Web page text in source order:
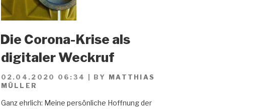
Die Corona-Krise als
digitaler Weckruf
02.04.2020 06:34 BY MATTHIAS
MÜLLER
Ganz ehrlich: Meine persönliche Hoffnung der